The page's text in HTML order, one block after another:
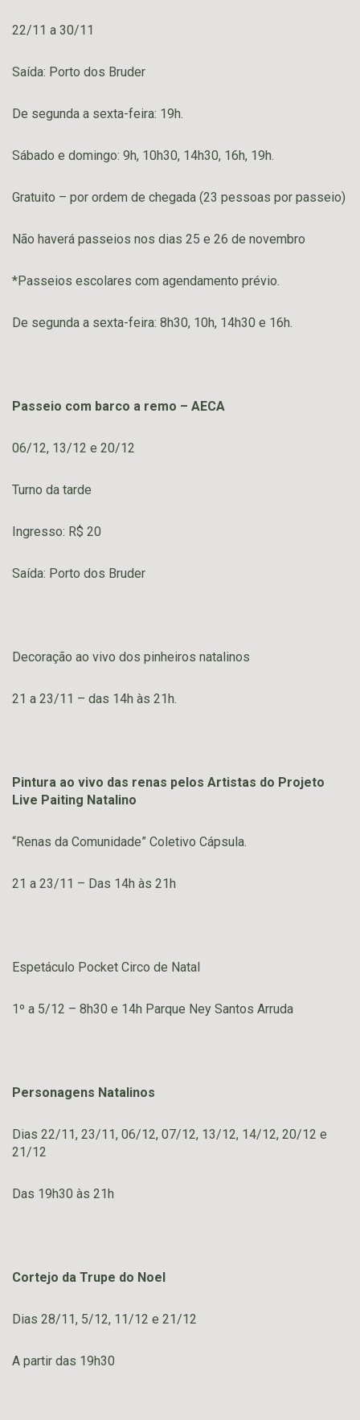
22/11 a 30/11
Saída: Porto dos Bruder
De segunda a sexta-feira: 19h.
Sábado e domingo: 9h, 10h30, 14h30, 16h, 19h.
Gratuito – por ordem de chegada (23 pessoas por passeio)
Não haverá passeios nos dias 25 e 26 de novembro
*Passeios escolares com agendamento prévio.
De segunda a sexta-feira: 8h30, 10h, 14h30 e 16h.
Passeio com barco a remo – AECA
06/12, 13/12 e 20/12
Turno da tarde
Ingresso: R$ 20
Saída: Porto dos Bruder
Decoração ao vivo dos pinheiros natalinos
21 a 23/11 – das 14h às 21h.
Pintura ao vivo das renas pelos Artistas do Projeto
Live Paiting Natalino
“Renas da Comunidade” Coletivo Cápsula.
21 a 23/11 – Das 14h às 21h
Espetáculo Pocket Circo de Natal
1º a 5/12 – 8h30 e 14h Parque Ney Santos Arruda
Personagens Natalinos
Dias 22/11, 23/11, 06/12, 07/12, 13/12, 14/12, 20/12 e
21/12
Das 19h30 às 21h
Cortejo da Trupe do Noel
Dias 28/11, 5/12, 11/12 e 21/12
A partir das 19h30